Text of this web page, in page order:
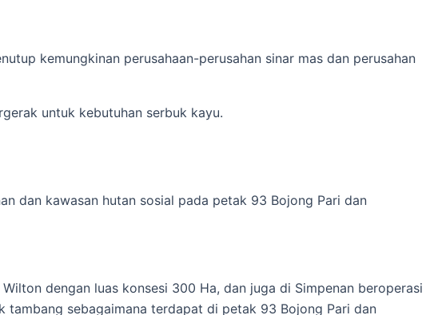
kemungkinan perusahaan-perusahan sinar mas dan perusahan
untuk kebutuhan serbuk kayu.
dan kawasan hutan sosial pada petak 93 Bojong Pari dan
dengan luas konsesi 300 Ha, dan juga di Simpenan beroperasi
tambang sebagaimana terdapat di petak 93 Bojong Pari dan